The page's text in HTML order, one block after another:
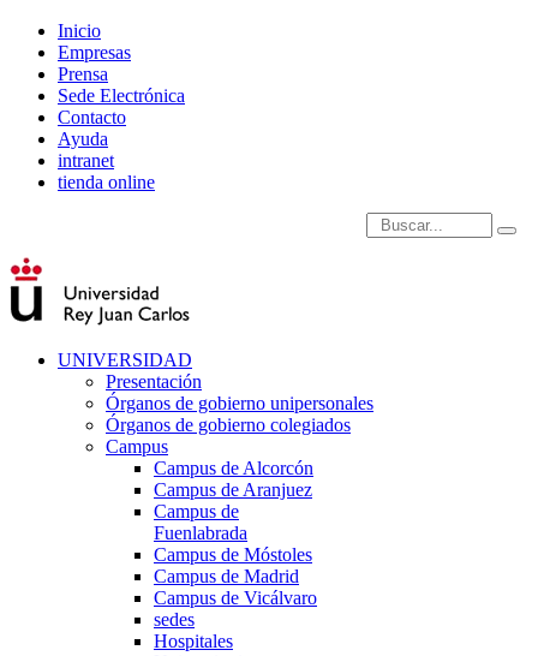
Inicio
Empresas
Prensa
Sede Electrónica
Contacto
Ayuda
intranet
tienda online
Introduce términos de
UNIVERSIDAD
Presentación
Órganos de gobierno unipersonales
Órganos de gobierno colegiados
Campus
Campus de Alcorcón
Campus de Aranjuez
Campus de
Fuenlabrada
Campus de Móstoles
Campus de Madrid
Campus de Vicálvaro
sedes
Hospitales